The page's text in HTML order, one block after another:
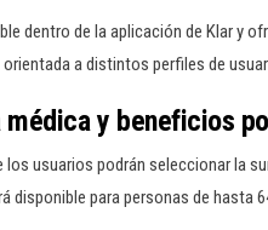
dentro de la aplicación de Klar y
a distintos perfiles de
y beneficios
usuarios podrán seleccionar la
disponible para personas de hasta